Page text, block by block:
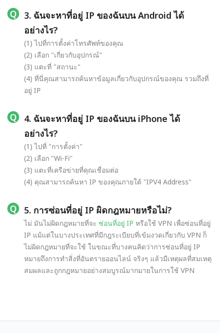
3. ฉันจะหาที่อยู่ IP ของฉันบน Android ได้
อย่างไร?
(1) ไปที่การตั้งค่าโทรศัพท์ของคุณ
(2) เลือก "เกี่ยวกับอุปกรณ์"
(3) แตะที่ "สถานะ"
(4) ที่นี่คุณสามารถค้นหาข้อมูลเกี่ยวกับอุปกรณ์ของคุณ รวมถึงที่
อยู่ IP
4. ฉันจะหาที่อยู่ IP ของฉันบน iPhone ได้
อย่างไร?
(1) ไปที่ "การตั้งค่า"
(2) เลือก "Wi-Fi"
(3) แตะที่เครือข่ายที่คุณเชื่อมต่อ
(4) คุณสามารถค้นหา IP ของคุณภายใต้ "IPV4 Address"
5. การซ่อนที่อยู่ IP ผิดกฎหมายหรือไม่?
ไม่ มันไม่ผิดกฎหมายที่จะ ซ่อนที่อยู่ IP หรือใช้ VPN เพื่อซ่อนที่อยู่
IP แม้แต่ในบางประเทศที่มีกฎระเบียบที่เข้มงวดเกี่ยวกับ VPN ก็
ไม่ผิดกฎหมายที่จะใช้ ในขณะที่บางคนคิดว่าการซ่อนที่อยู่ IP
หมายถึงการทำสิ่งที่อันตรายออนไลน์ จริงๆ แล้วมีเหตุผลที่สมเหตุ
สมผลและถูกกฎหมายอย่างสมบูรณ์มากมายในการใช้ VPN